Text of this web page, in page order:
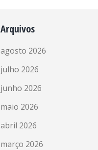
Arquivos
agosto 2026
julho 2026
junho 2026
maio 2026
abril 2026
março 2026